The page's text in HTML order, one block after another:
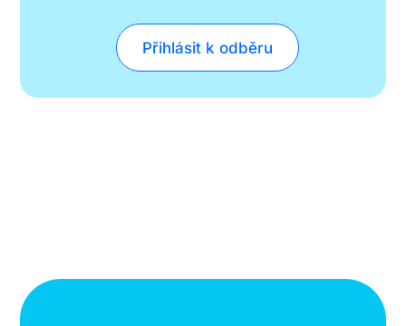
Přihlásit k odběru